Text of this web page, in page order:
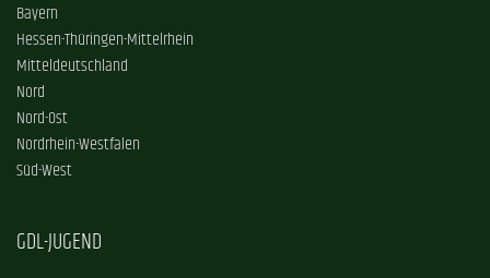
Bayern
Hessen-Thüringen-Mittelrhein
Mitteldeutschland
Nord
Nord-Ost
Nordrhein-Westfalen
Süd-West
GDL-JUGEND